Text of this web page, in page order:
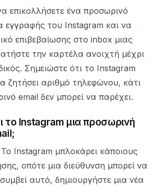
επικολλήσετε ένα προσωρινό
εγγραφής του Instagram και να
επιβεβαίωσης στο inbox μιας
την καρτέλα ανοιχτή μέχρι
Σημειώστε ότι το Instagram
ζητήσει αριθμό τηλεφώνου, κάτι
email δεν μπορεί να παρέχει.
το Instagram μια προσωρινή
Instagram μπλοκάρει κάποιους
οπότε μια διεύθυνση μπορεί να
αυτό, δημιουργήστε μια νέα